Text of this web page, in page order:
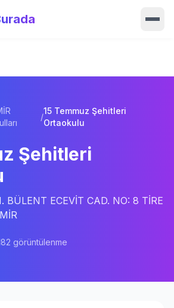
Giriş Yap
/
15 Temmuz Şehitleri
Ortaokulu
Şehitleri
BÜLENT ECEVİT CAD. NO: 8 TİRE
görüntülenme